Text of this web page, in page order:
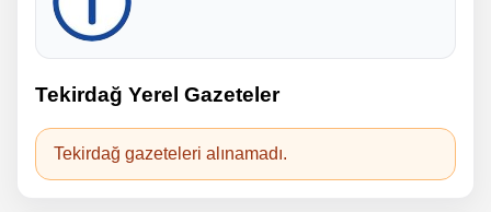
Tekirdağ Yerel Gazeteler
Tekirdağ gazeteleri alınamadı.